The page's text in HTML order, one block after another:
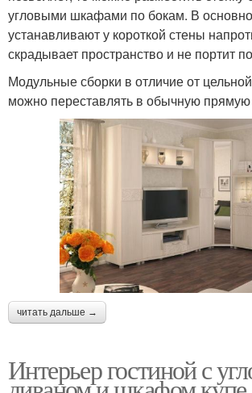
угловыми шкафами по бокам. В
устанавливают у короткой стены
скрадывает пространство и не портит
Модульные сборки в отличие от
можно переставлять в обычную
читать дальше →
Интерьер гостиной с